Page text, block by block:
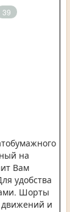
39
на
Вам
удобства
Шорты
движений и